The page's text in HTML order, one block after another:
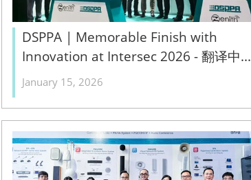
DSPPA | Memorable Finish with
Innovation at Intersec 2026 - 翻译中...
January 15, 2026